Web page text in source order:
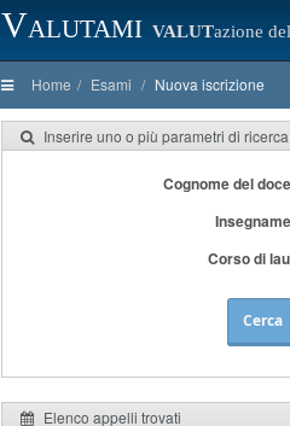
Valutami VALUTazione
Home Esami Nuova iscrizione
Inserire uno o più parametri di ricerca
Cognome del
Corso di
Cerca
Elenco appelli trovati